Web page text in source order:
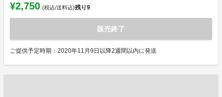
¥2,750 (税込/送料込)残り9
販売終了
ご提供予定時期：2020年11月9日以降2週間以内に発送